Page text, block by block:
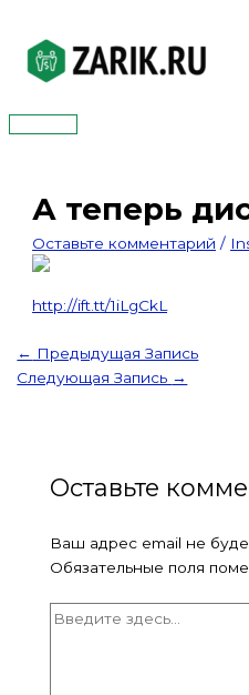
содержимому
Главное
А теперь
Оставьте комментарий /
http://ift.tt/1iLgCkL
← Предыдущая Запись
Следующая Запись →
Оставьте
Ваш адрес email не
Обязательные поля
Введите